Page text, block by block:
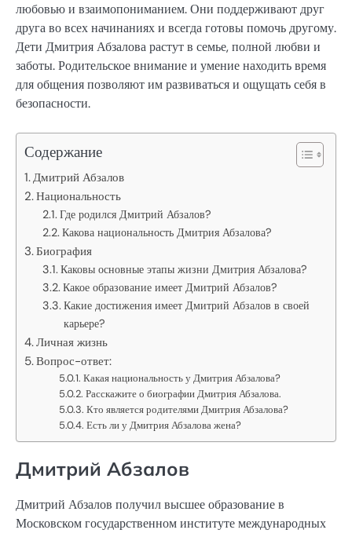
любовью и взаимопониманием. Они поддерживают друг
друга во всех начинаниях и всегда готовы помочь другому.
Дети Дмитрия Абзалова растут в семье, полной любви и
заботы. Родительское внимание и умение находить время
для общения позволяют им развиваться и ощущать себя в
безопасности.
Содержание
Дмитрий Абзалов
Национальность
Где родился Дмитрий Абзалов?
Какова национальность Дмитрия Абзалова?
Биография
Каковы основные этапы жизни Дмитрия Абзалова?
Какое образование имеет Дмитрий Абзалов?
Какие достижения имеет Дмитрий Абзалов в своей
карьере?
Личная жизнь
Вопрос-ответ:
Какая национальность у Дмитрия Абзалова?
Расскажите о биографии Дмитрия Абзалова.
Кто является родителями Дмитрия Абзалова?
Есть ли у Дмитрия Абзалова жена?
Дмитрий Абзалов
Дмитрий Абзалов получил высшее образование в
Московском государственном институте международных